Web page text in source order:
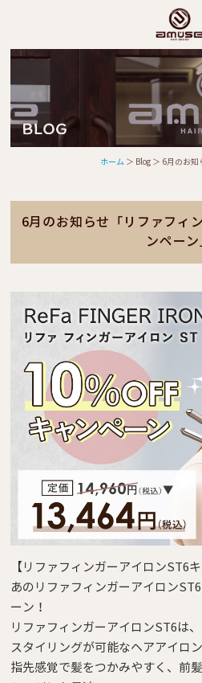
ホーム＞ Blog ＞ 6月のお
6月のお知らせ「リファフィ
ンペーン
【リファフィンガーアイロンST6キ
あのリファフィンガーアイロン
ーン！
リファフィンガーアイロンST6は
スタイリングが可能なヘアアイロン
指先感覚で髪をつかみやすく、前